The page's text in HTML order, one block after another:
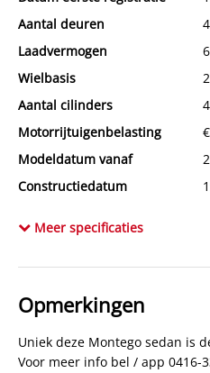
Aantal deuren 4
Laadvermogen
Wielbasis
Aantal cilinders
4
Motorrijtuigenbelasting
Modeldatum vanaf
Constructiedatum
Bekleding
Meer specificaties
Opmerkingen
Uniek deze Montego sedan is
Voor meer info bel / app 0416-